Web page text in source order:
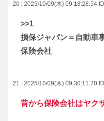
20 : 2025/10/09(木) 09:18:28.54
>>1
損保ジャパン＝自動車
保険会社
21 : 2025/10/09(木) 09:30:11.70
昔から保険会社はヤク